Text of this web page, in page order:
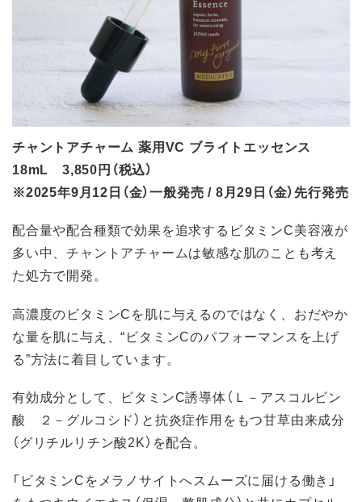
チャントアチャーム 薬用VC ブライトエッセンス
18mL 3,850円（税込）
※2025年9月12日（金）一般発売 / 8月29日（金）先行発売
配合量や配合種類で効果を追求するビタミンC美容液が
多い中、チャントアチャームは敏感な肌のことも考え
た処方で開発。
高濃度のビタミンCを肌に与えるのではなく、おだやか
な量を肌に与え、“ビタミンCのパフォーマンスを上げ
る”方法に着目しています。
有効成分として、ビタミンC誘導体（Ｌ－アスコルビン
酸 ２－グルコシド）と抗炎症作用をもつ甘草由来成分
（グリチルリチン酸2K）を配合。
「ビタミンCをメラノサイトへスムーズに届ける働き」